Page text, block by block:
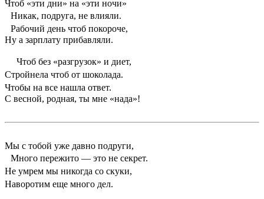
Чтоб «эти дни» на «эти ночи»
Никак, подруга, не влияли.
Рабочий день чтоб покороче,
Ну а зарплату прибавляли.
Чтоб без «разгрузок» и диет,
Стройнела чтоб от шоколада.
Чтобы на все нашла ответ.
С весной, родная, ты мне «нада»!
Мы с тобой уже давно подруги,
Много пережито — это не секрет.
Не умрем мы никогда со скуки,
Наворотим еще много дел.